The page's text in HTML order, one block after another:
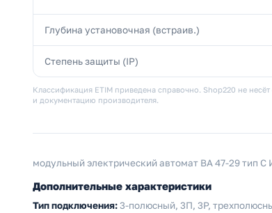
Глубина установочная (встраив.)
Степень защиты (IP)
Классификация ETIM приведена справочно. Shop220 не
и документацию производителя.
модульный электрический автомат ВА 47-29 тип С
Дополнительные характеристики
Тип подключения:3-полюсный, 3П, 3P,